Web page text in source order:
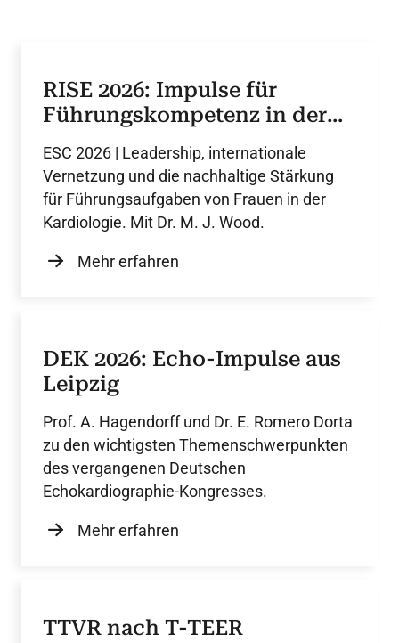
RISE 2026: Impulse für
Führungskompetenz in der
Kardiologie
ESC 2026 | Leadership, internationale
Vernetzung und die nachhaltige Stärkung
für Führungsaufgaben von Frauen in der
Kardiologie. Mit Dr. M. J. Wood.
Mehr erfahren
DEK 2026: Echo-Impulse aus
Leipzig
Prof. A. Hagendorff und Dr. E. Romero Dorta
zu den wichtigsten Themenschwerpunkten
des vergangenen Deutschen
Echokardiographie-Kongresses.
Mehr erfahren
TTVR nach T-TEER